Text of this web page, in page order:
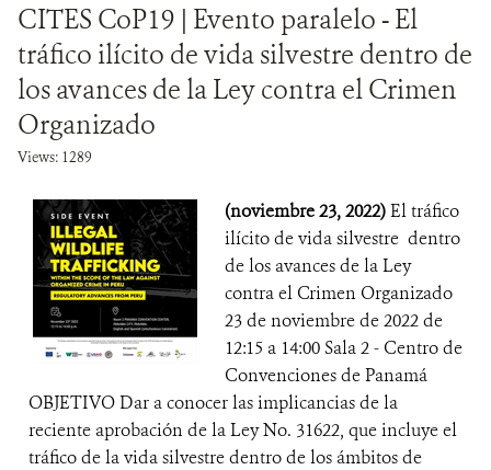
CITES CoP19 | Evento paralelo - El
tráfico ilícito de vida silvestre dentro de
los avances de la Ley contra el Crimen
Organizado
Views: 1289
(noviembre 23, 2022)El tráfico
ilícito de vida silvestre dentro
de los avances de la Ley
contra el Crimen Organizado
23 de noviembre de 2022 de
12:15 a 14:00 Sala 2 - Centro de
Convenciones de Panamá
OBJETIVO Dar a conocer las implicancias de la
reciente aprobación de la Ley No. 31622, que incluye el
tráfico de la vida silvestre dentro de los ámbitos de